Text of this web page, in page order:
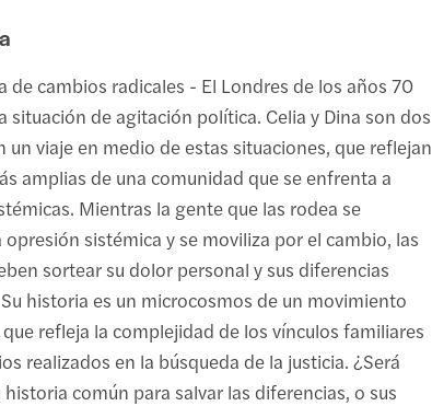
de cambios radicales - El Londres de los años 70
situación de agitación política. Celia y Dina son dos
un viaje en medio de estas situaciones, que reflejan
amplias de una comunidad que se enfrenta a
Mientras la gente que las rodea se
sistémica y se moviliza por el cambio, las
sortear su dolor personal y sus diferencias
historia es un microcosmos de un movimiento
refleja la complejidad de los vínculos familiares
realizados en la búsqueda de la justicia. ¿Será
común para salvar las diferencias, o sus